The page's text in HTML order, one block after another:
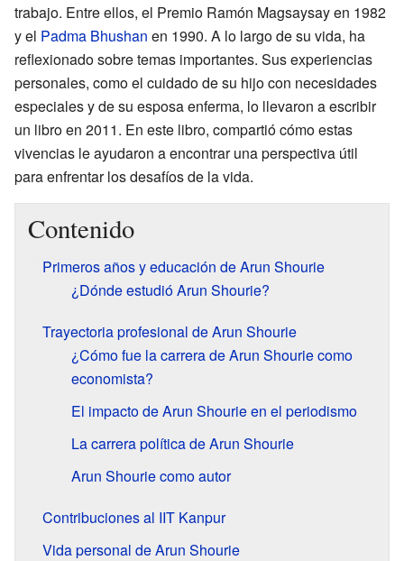
trabajo. Entre ellos, el Premio Ramón Magsaysay en 1982
y el Padma Bhushan en 1990. A lo largo de su vida, ha
reflexionado sobre temas importantes. Sus experiencias
personales, como el cuidado de su hijo con necesidades
especiales y de su esposa enferma, lo llevaron a escribir
un libro en 2011. En este libro, compartió cómo estas
vivencias le ayudaron a encontrar una perspectiva útil
para enfrentar los desafíos de la vida.
Contenido
Primeros años y educación de Arun Shourie
¿Dónde estudió Arun Shourie?
Trayectoria profesional de Arun Shourie
¿Cómo fue la carrera de Arun Shourie como
economista?
El impacto de Arun Shourie en el periodismo
La carrera política de Arun Shourie
Arun Shourie como autor
Contribuciones al IIT Kanpur
Vida personal de Arun Shourie